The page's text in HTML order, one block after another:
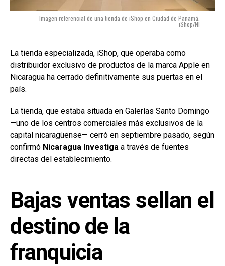
Imagen referencial de una tienda de iShop en Ciudad de Panamá.
iShop/NI
La tienda especializada, iShop, que operaba como
distribuidor exclusivo de productos de la marca Apple en
Nicaragua ha cerrado definitivamente sus puertas en el
país.
La tienda, que estaba situada en Galerías Santo Domingo
—uno de los centros comerciales más exclusivos de la
capital nicaragüense— cerró en septiembre pasado, según
confirmó Nicaragua Investiga a través de fuentes
directas del establecimiento.
Bajas ventas sellan el
destino de la
franquicia